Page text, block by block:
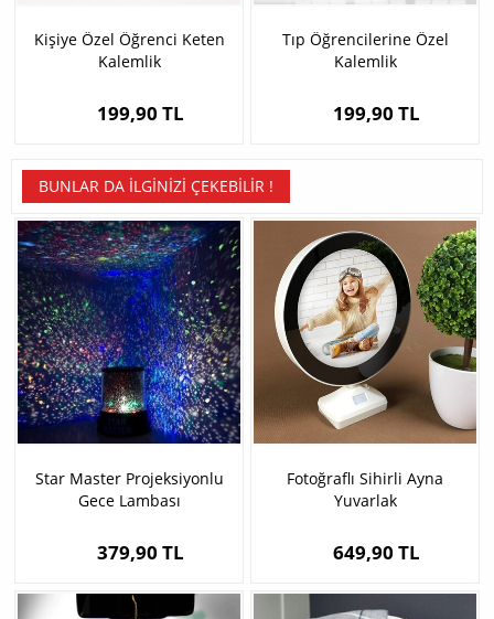
Kişiye Özel Öğrenci Keten
Kalemlik
199,90 TL
Tıp Öğrencilerine Özel
Kalemlik
199,90 TL
BUNLAR DA İLGINIZI ÇEKEBILIR !
Star Master Projeksiyonlu
Gece Lambası
379,90 TL
Fotoğraflı Sihirli Ayna
Yuvarlak
649,90 TL